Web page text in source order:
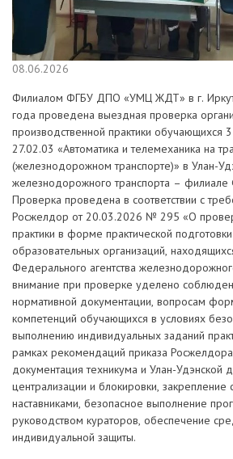
08.06.2026
Филиалом ФГБУ ДПО «УМЦ ЖДТ» в г.
года проведена выездная проверка
производственной практики обучающихся 3
27.02.03 «Автоматика и телемеханика на
(железнодорожном транспорте)» в Улан-
железнодорожного транспорта –
Проверка проведена в соответствии с
Росжелдор от 20.03.2026 № 295 «О
практики в форме практической
образовательных организаций,
Федерального агентства
внимание при проверке уделено
нормативной документации, вопросам
компетенций обучающихся в условиях
выполнению индивидуальных заданий
рамках рекомендаций приказа
документация техникума и Улан-Удэнской
централизации и блокировки, закрепление
наставниками, безопасное выполнение
руководством кураторов, обеспечение
индивидуальной защиты.